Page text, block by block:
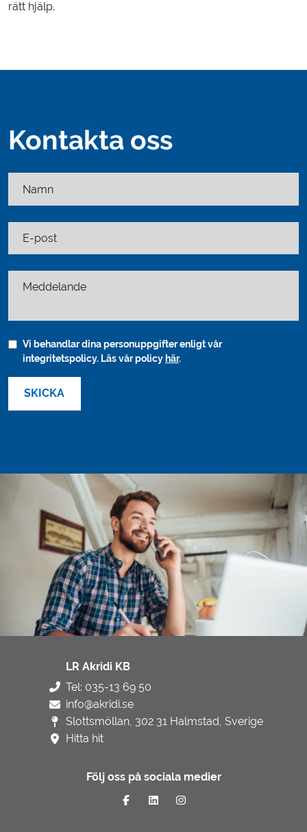
rätt hjälp.
Kontakta oss
Namn
E-post
Vi behandlar dina personuppgifter enligt vår
integritetspolicy. Läs vår policyhär.
LR Akridi KB
Tel: 035-13 69 50
info@akridi.se
Slottsmöllan, 302 31 Halmstad, Sverige
Hitta hit
Följ oss på sociala medier